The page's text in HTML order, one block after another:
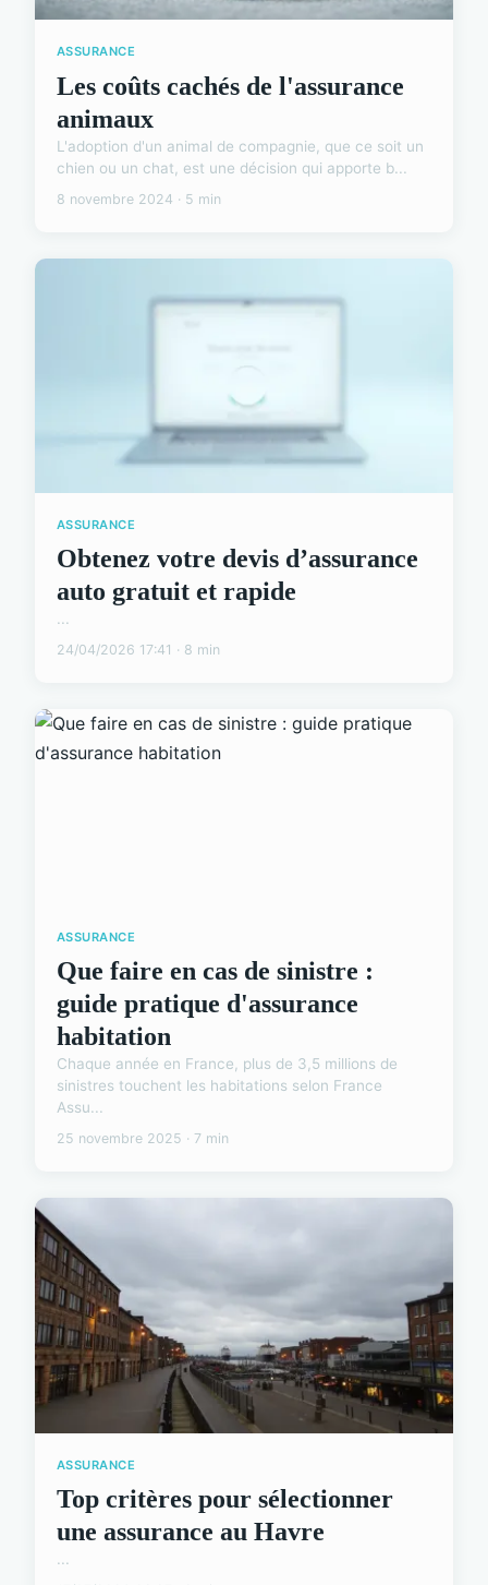
ASSURANCE
Les coûts cachés de l'assurance
animaux
L'adoption d'un animal de compagnie, que ce soit un
chien ou un chat, est une décision qui apporte b...
8 novembre 2024 · 5 min
ASSURANCE
Obtenez votre devis d’assurance
auto gratuit et rapide
...
24/04/2026 17:41 · 8 min
ASSURANCE
Que faire en cas de sinistre :
guide pratique d'assurance
habitation
Chaque année en France, plus de 3,5 millions de
sinistres touchent les habitations selon France
Assu...
25 novembre 2025 · 7 min
ASSURANCE
Top critères pour sélectionner
une assurance au Havre
...